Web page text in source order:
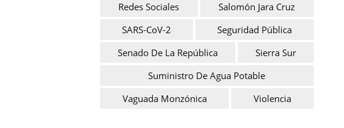
Redes Sociales
Salomón Jara Cruz
SARS-CoV-2
Seguridad Pública
Senado De La República
Sierra Sur
Suministro De Agua Potable
Vaguada Monzónica
Violencia